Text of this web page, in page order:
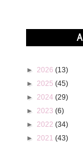
►2026(13)
►2025(45)
►2024(29)
►2023(6)
►2022(34)
►2021(43)